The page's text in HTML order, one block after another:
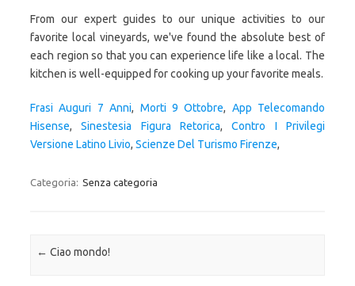
From our expert guides to our unique activities to our
favorite local vineyards, we've found the absolute best of
each region so that you can experience life like a local. The
kitchen is well-equipped for cooking up your favorite meals.
Frasi Auguri 7 Anni, Morti 9 Ottobre, App Telecomando
Hisense,Sinestesia Figura Retorica,Contro I Privilegi
Versione Latino Livio, Scienze Del Turismo Firenze,
Categoria: Senza categoria
Navigazione articolo
← Ciao mondo!